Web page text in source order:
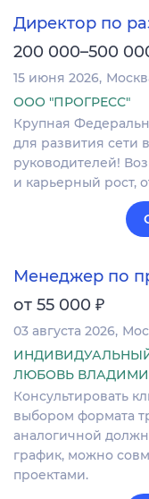
Директор по
200 000–500
15 июня 2026
ООО "ПРОГРЕСС"
Крупная
для развития
руководителей!
и карьерный рост,
Менеджер по
от 55 000 ₽
03 августа 2026
ЛЮБОВЬ
Консультировать
выбором формата
аналогичной
график, можно
проектами.